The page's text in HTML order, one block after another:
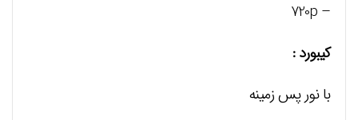
– 720p
کیبورد :
با نور پس زمینه